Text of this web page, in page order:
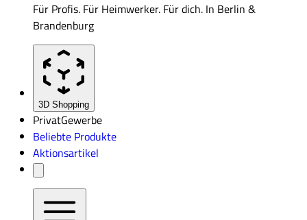
Für Profis. Für Heimwerker. Für dich. In Berlin &
Brandenburg
3D Shopping
PrivatGewerbe
Beliebte Produkte
Aktionsartikel